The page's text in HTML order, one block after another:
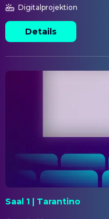
Digitalprojektion
Details
Saal 1 | Tarantino